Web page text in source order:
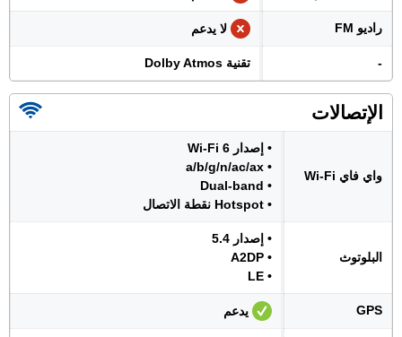
راديو FM لا يدعم
- تقنية Dolby Atmos
الإتصالات
واي فاي Wi-Fi
• إصدار Wi-Fi 6
• a/b/g/n/ac/ax
• Dual-band
• Hotspot نقطة الاتصال
البلوتوث
• إصدار 5.4
• A2DP
• LE
GPS يدعم